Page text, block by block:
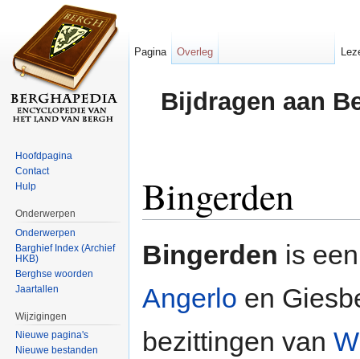
Bijdragen aan
Bingerden
Bingerden is
Angerlo en
bezittingen van
Pagina Overleg
Hoofdpagina
Contact
Hulp
Onderwerpen
Onderwerpen
Barghief Index (Archief
HKB)
Berghse woorden
Jaartallen
Wijzigingen
Nieuwe pagina's
Nieuwe bestanden